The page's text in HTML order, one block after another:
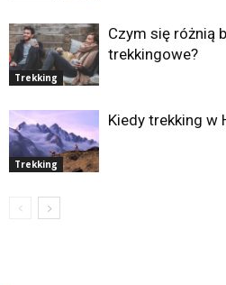
Trekking
Czym się różnią
trekkingowe?
Trekking
Kiedy trekking w